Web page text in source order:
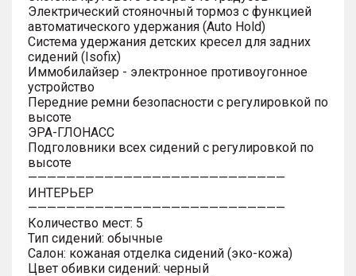
Электрический стояночный тормоз с функцией
автоматического удержания (Auto Hold)
Система удержания детских кресел для задних
сидений (Isofix)
Иммобилайзер - электронное противоугонное
устройство
Передние ремни безопасности с регулировкой по
высоте
ЭРА-ГЛОНАСС
Подголовники всех сидений с регулировкой по
высоте
———————————————————————————
ИНТЕРЬЕР
———————————————————————————
Количество мест: 5
Тип сидений: обычные
Салон: кожаная отделка сидений (эко-кожа)
Цвет обивки сидений: черный